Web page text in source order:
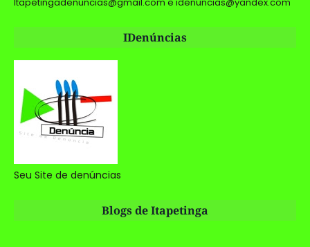
IDenúncias
Seu Site de denúncias
Blogs de Itapetinga